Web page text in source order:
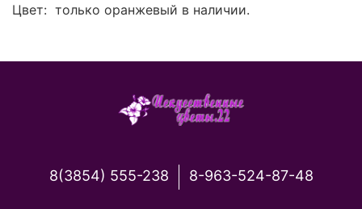
Цвет: только оранжевый в наличии.
8(3854) 555-238 8-963-524-87-48